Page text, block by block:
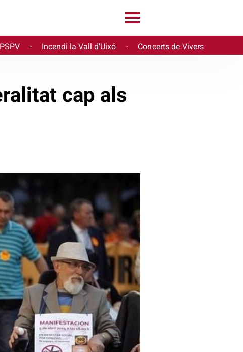
· Incendi la Vall d'Uixó · Concerts de Vivers
cap als